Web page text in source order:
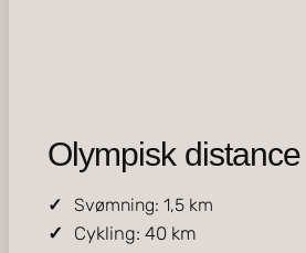
Olympisk distance
Svømning: 1,5 km
Cykling: 40 km